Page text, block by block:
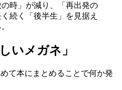
時」が減り、「再出発の
続く「後半生」を見据え
いメガネ」
て本にまとめることで何か発